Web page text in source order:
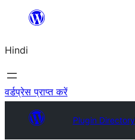
सामग्री
जाएं
Hindi
वर्डप्रेस प्राप्त करें
Plugin Directory